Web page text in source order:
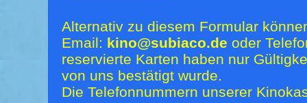
Alternativ zu diesem Formular
Email: kino@subiaco.de oder
reservierte Karten haben nur
von uns bestätigt wurde.
Die Telefonnummern unserer